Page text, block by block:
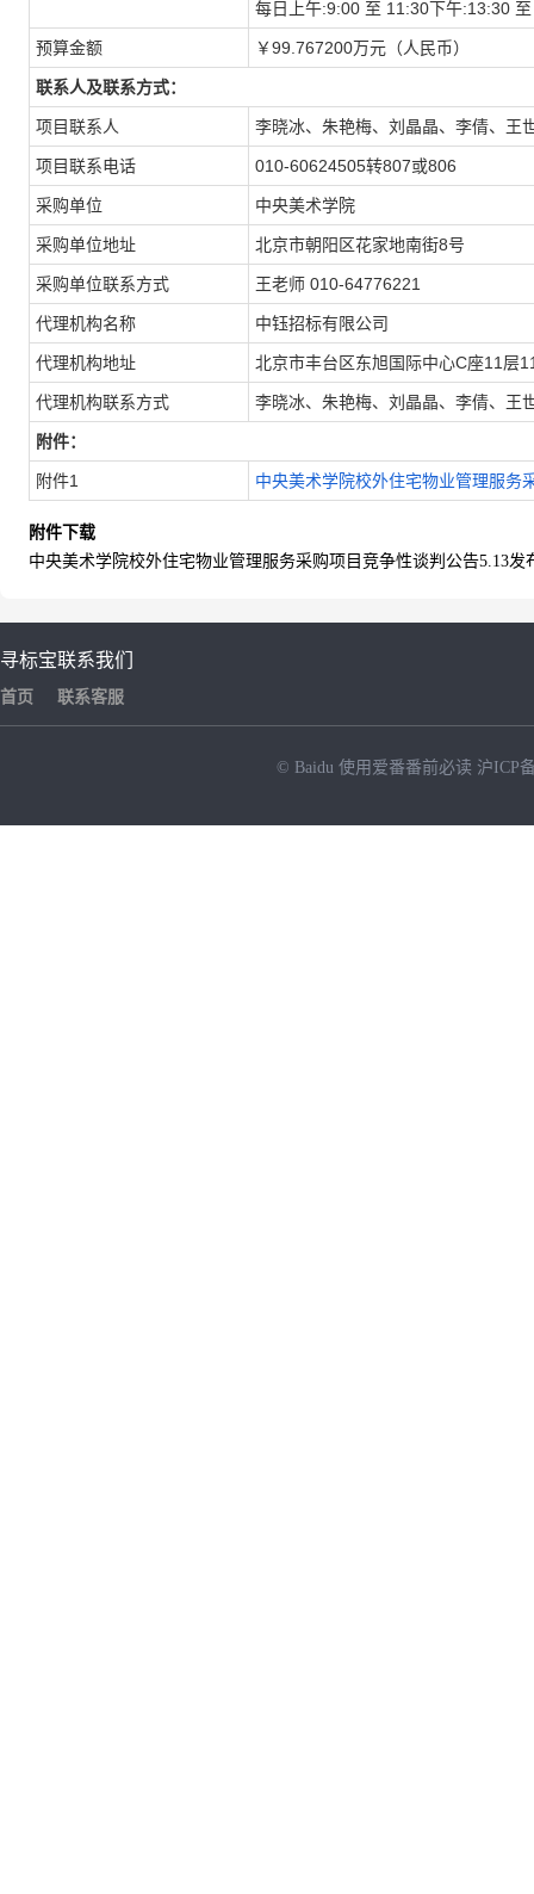
每日上午:9:00 至 11:30下午:13:30
预算金额 ￥99.767200万元（人民币）
联系人及联系方式：
项目联系人 李晓冰、朱艳梅、刘晶晶、李倩、王
项目联系电话 010-60624505转807或806
采购单位 中央美术学院
采购单位地址 北京市朝阳区花家地南街8号
采购单位联系方式 王老师 010-64776221
代理机构名称 中钰招标有限公司
代理机构地址 北京市丰台区东旭国际中心C座11层
代理机构联系方式 李晓冰、朱艳梅、刘晶晶、李倩、王
附件：
附件1 中央美术学院校外住宅物业管理服务
附件下载
中央美术学院校外住宅物业管理服务采购项目竞争性谈判公告5.13发
寻标宝
首页
联系我们
联系客服
© Baidu 使用爱番番前必读 沪ICP